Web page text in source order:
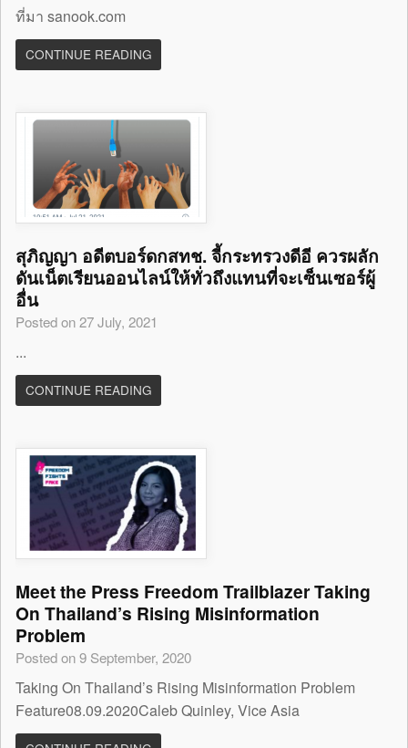
ที่มา sanook.com
CONTINUE READING
สุภิญญา อดีตบอร์ดกสทช. จี้กระทรวงดีอี ควรผลัก
ดันเน็ตเรียนออนไลน์ให้ทั่วถึงแทนที่จะเซ็นเซอร์ผู้
อื่น
Posted on 27 July, 2021
...
CONTINUE READING
Meet the Press Freedom Trailblazer Taking
On Thailand’s Rising Misinformation
Problem
Posted on 9 September, 2020
Taking On Thailand’s Rising Misinformation Problem
Feature08.09.2020Caleb Quinley, Vice Asia